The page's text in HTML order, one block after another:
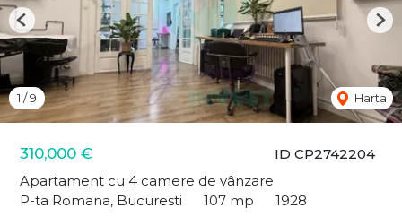
ID CP2742204
310,000 €
Apartament cu 4 camere de vânzare
P-ta Romana, Bucuresti
107 mp 1928
1 /9 Harta
Previous